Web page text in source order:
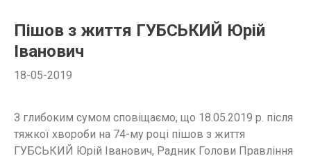
Пішов з життя ГУБСЬКИЙ Юрій
Іванович
18-05-2019
З глибоким сумом сповіщаємо, що 18.05.2019 р. після
тяжкої хвороби на 74-му році пішов з життя
ГУБСЬКИЙ Юрій Іванович, Радник Голови Правління